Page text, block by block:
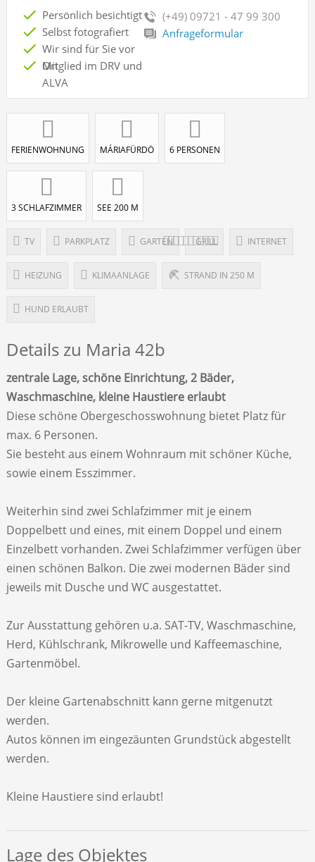
Persönlich besichtigt
Selbst fotografiert
Wir sind für Sie vor
Ort
Mitglied im DRV und
ALVA
(+49) 09721 - 47 99 300
Anfrageformular
FERIENWOHNUNG MÁRIAFÜRDÖ 6 PERSONEN
3 SCHLAFZIMMER SEE 200 M
TV PARKPLATZ GARTEN GRILL INTERNET
HEIZUNG KLIMAANLAGE STRAND IN 250 M
HUND ERLAUBT
Details zu Maria 42b
zentrale Lage, schöne Einrichtung, 2 Bäder,
Waschmaschine, kleine Haustiere erlaubt
Diese schöne Obergeschosswohnung bietet Platz für
max. 6 Personen.
Sie besteht aus einem Wohnraum mit schöner Küche,
sowie einem Esszimmer.
Weiterhin sind zwei Schlafzimmer mit je einem
Doppelbett und eines, mit einem Doppel und einem
Einzelbett vorhanden. Zwei Schlafzimmer verfügen über
einen schönen Balkon. Die zwei modernen Bäder sind
jeweils mit Dusche und WC ausgestattet.
Zur Ausstattung gehören u.a. SAT-TV, Waschmaschine,
Herd, Kühlschrank, Mikrowelle und Kaffeemaschine,
Gartenmöbel.
Der kleine Gartenabschnitt kann gerne mitgenutzt
werden.
Autos können im eingezäunten Grundstück abgestellt
werden.
Kleine Haustiere sind erlaubt!
Lage des Objektes